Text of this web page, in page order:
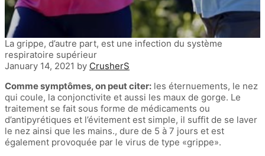
La grippe, d’autre part, est une infection du système
respiratoire supérieur
January 14, 2021 by CrusherS
Comme symptômes, on peut citer: les éternuements, le nez
qui coule, la conjonctivite et aussi les maux de gorge. Le
traitement se fait sous forme de médicaments ou
d’antipyrétiques et l’évitement est simple, il suffit de se laver
le nez ainsi que les mains., dure de 5 à 7 jours et est
également provoquée par le virus de type «grippe».